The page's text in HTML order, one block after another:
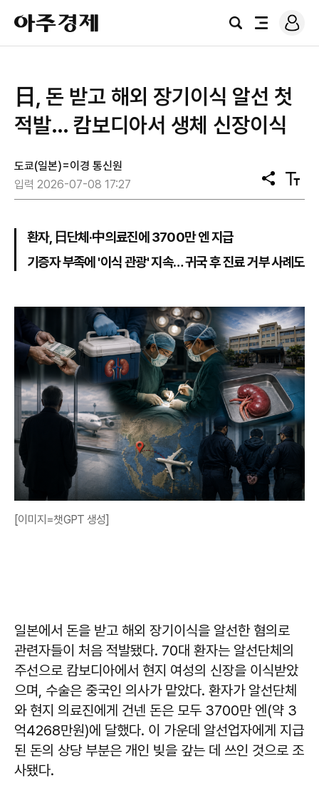
아
주
경
검
전
로
그
日, 돈 받고 해외 장기이식 알선 첫
적발… 캄보디아서 생체 신장이식
도쿄(일본)=이경 통신원
입력 2026-07-08 17:27
공
유
텍
스
환자, 日단체·中의료진에 3700만 엔 지급
기증자 부족에 '이식 관광' 지속… 귀국 후 진료 거부 사례도
[이미지=챗GPT 생성]
일본에서 돈을 받고 해외 장기이식을 알선한 혐의로
관련자들이 처음 적발됐다. 70대 환자는 알선단체의
주선으로 캄보디아에서 현지 여성의 신장을 이식받았
으며, 수술은 중국인 의사가 맡았다. 환자가 알선단체
와 현지 의료진에게 건넨 돈은 모두 3700만 엔(약 3
억4268만원)에 달했다. 이 가운데 알선업자에게 지급
된 돈의 상당 부분은 개인 빚을 갚는 데 쓰인 것으로 조
사됐다.